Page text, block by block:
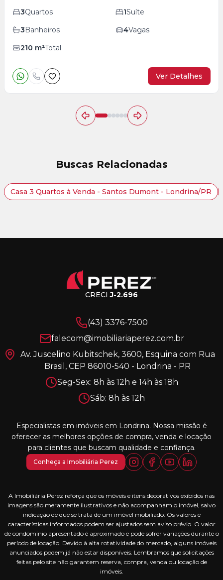
3Quartos 1Suíte
3Banheiros 4Vagas
210 m²Total
Ver Detalhes
Buscas Relacionadas
Casa 3 Quartos à Venda - Santos Dumont - Londrina/PR
CRECIJ-2.696
(43) 3376-7500
falecom@imobiliariaperez.com.br
Av. Juscelino Kubitschek, 3600, Esquina com Rua
Brasil, CEP 86010-540 - Londrina - PR
Seg-Sex: 8h às 12h e 14h às 18h
Sáb: 8h às 12h
Especialistas em imóveis em Londrina. Nossa missão é
oferecer as melhores opções de compra, venda e locação
para clientes que buscam qualidade e confiança.
Conheça a Imobiliária Perez
A Imobiliária Perez reforça que os móveis e itens decorativos exibidos nas
imagens são meramente ilustrativos e não acompanham o imóvel, salvo
indicação de que se trata de um imóvel mobiliado. Os valores e
características informados podem ser ajustados sem aviso prévio. O valor
de condomínio apresentado é aproximado e pode sofrer variações durante o
período de locação. Devido à alta rotatividade do mercado, alguns imóveis
anunciados podem já não estar disponíveis. Lembramos que solicitações
feitas pelo site não garantem reserva, compra, venda ou locação de
imóveis.